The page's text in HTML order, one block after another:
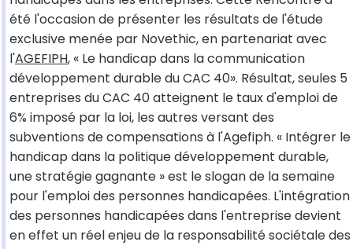
été l'occasion de présenter les résultats de l'étude
exclusive menée par Novethic, en partenariat avec
l'AGEFIPH, « Le handicap dans la communication
développement durable du CAC 40». Résultat, seules 5
entreprises du CAC 40 atteignent le taux d'emploi de
6% imposé par la loi, les autres versant des
subventions de compensations à l'Agefiph. « Intégrer le
handicap dans la politique développement durable,
une stratégie gagnante » est le slogan de la semaine
pour l'emploi des personnes handicapées. L'intégration
des personnes handicapées dans l'entreprise devient
en effet un réel enjeu de la responsabilité sociétale des